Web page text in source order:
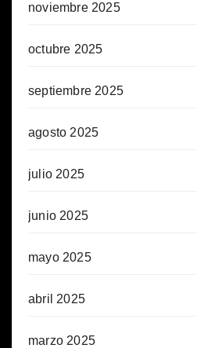
noviembre 2025
octubre 2025
septiembre 2025
agosto 2025
julio 2025
junio 2025
mayo 2025
abril 2025
marzo 2025